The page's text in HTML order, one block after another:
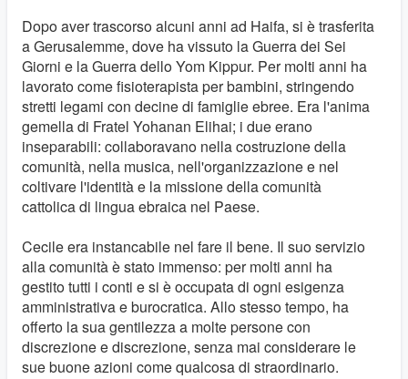
Dopo aver trascorso alcuni anni ad Haifa, si è trasferita
a Gerusalemme, dove ha vissuto la Guerra dei Sei
Giorni e la Guerra dello Yom Kippur. Per molti anni ha
lavorato come fisioterapista per bambini, stringendo
stretti legami con decine di famiglie ebree. Era l'anima
gemella di Fratel Yohanan Elihai; i due erano
inseparabili: collaboravano nella costruzione della
comunità, nella musica, nell'organizzazione e nel
coltivare l'identità e la missione della comunità
cattolica di lingua ebraica nel Paese.
Cecile era instancabile nel fare il bene. Il suo servizio
alla comunità è stato immenso: per molti anni ha
gestito tutti i conti e si è occupata di ogni esigenza
amministrativa e burocratica. Allo stesso tempo, ha
offerto la sua gentilezza a molte persone con
discrezione e discrezione, senza mai considerare le
sue buone azioni come qualcosa di straordinario.